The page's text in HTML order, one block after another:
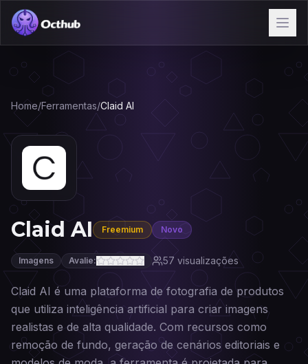
Home/Ferramentas/Claid AI
Claid AI Freemium Novo
Imagens Avalie: 57 visualizações
Claid AI é uma plataforma de fotografia de produtos
que utiliza inteligência artificial para criar imagens
realistas e de alta qualidade. Com recursos como
remoção de fundo, geração de cenários editoriais e